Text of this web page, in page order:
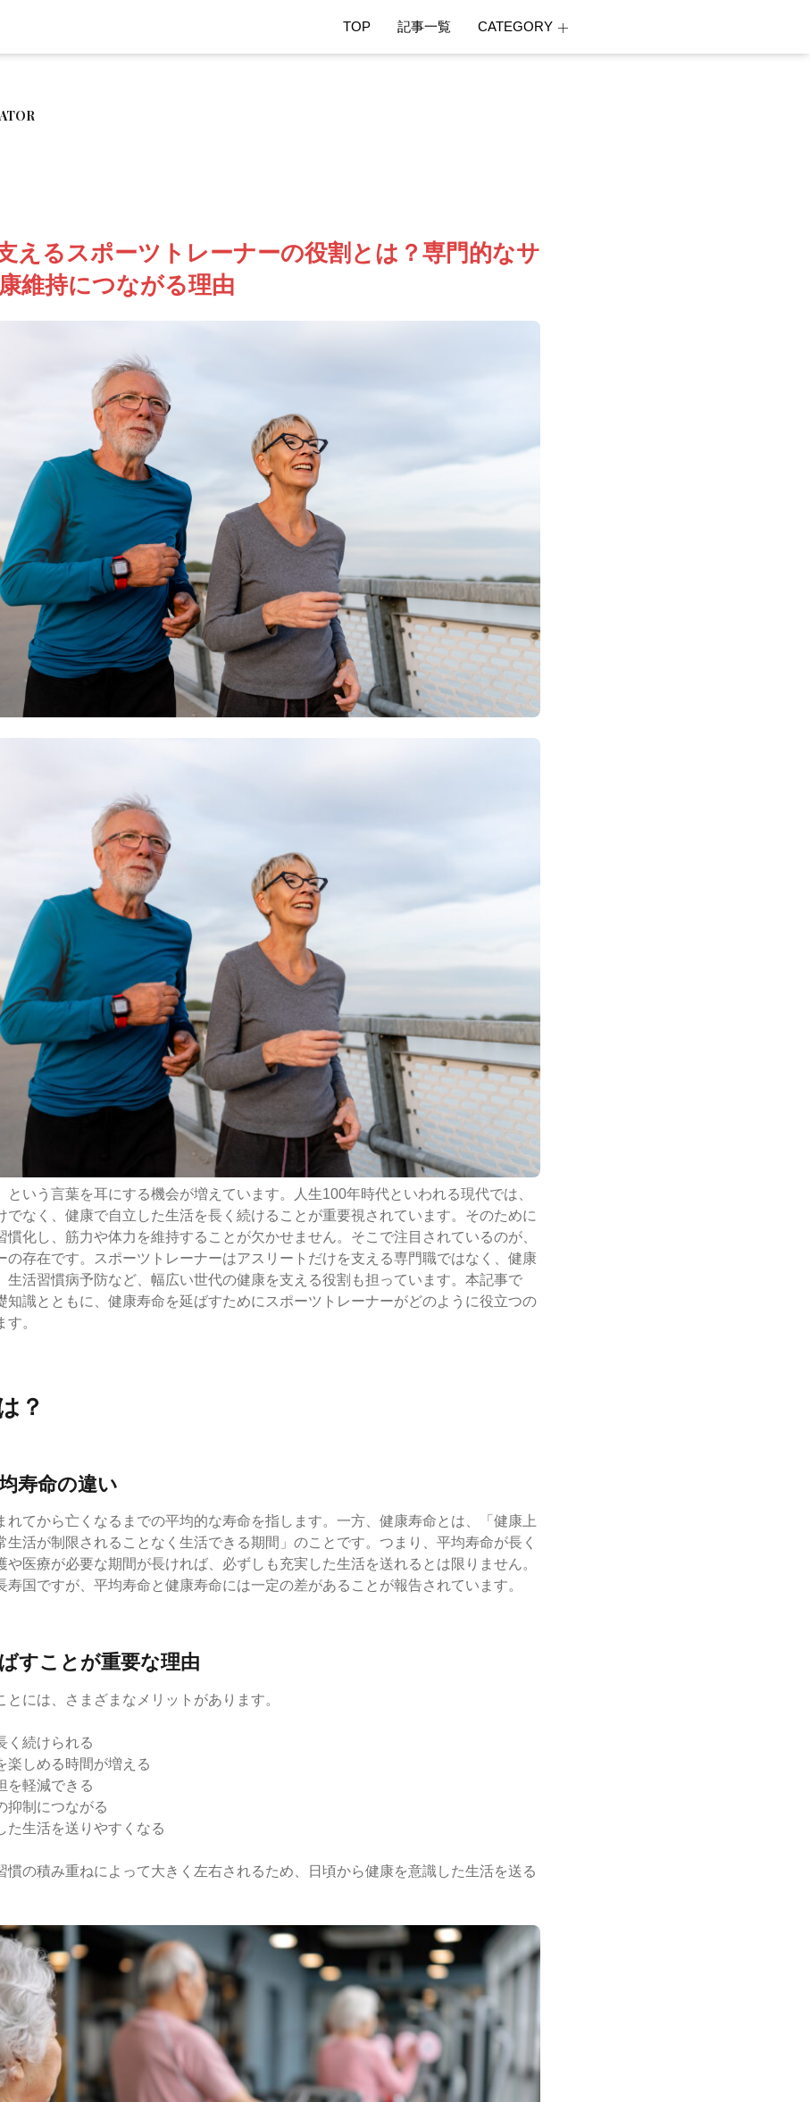
TOP 記事一覧 CATEGORY
えるスポーツトレーナーの役割とは？専門的なサ
維持につながる理由
という言葉を耳にする機会が増えています。人生100年時代といわれる現代では、
でなく、健康で自立した生活を長く続けることが重要視されています。そのために
慣化し、筋力や体力を維持することが欠かせません。そこで注目されているのが、
の存在です。スポーツトレーナーはアスリートだけを支える専門職ではなく、健康
生活習慣病予防など、幅広い世代の健康を支える役割も担っています。本記事で
知識とともに、健康寿命を延ばすためにスポーツトレーナーがどのように役立つの
。
？
寿命の違い
れてから亡くなるまでの平均的な寿命を指します。一方、健康寿命とは、「健康上
生活が制限されることなく生活できる期間」のことです。つまり、平均寿命が長く
や医療が必要な期間が長ければ、必ずしも充実した生活を送れるとは限りません。
寿国ですが、平均寿命と健康寿命には一定の差があることが報告されています。
すことが重要な理由
とには、さまざまなメリットがあります。
く続けられる
楽しめる時間が増える
を軽減できる
抑制につながる
た生活を送りやすくなる
慣の積み重ねによって大きく左右されるため、日頃から健康を意識した生活を送る